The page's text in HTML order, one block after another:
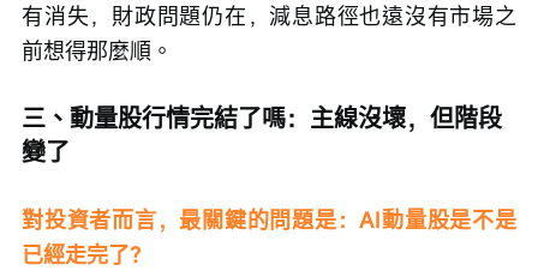
有消失，財政問題仍在，減息路徑也遠沒有市場之
前想得那麼順。
三、動量股行情完結了嗎：主線沒壞，但階段
變了
對投資者而言，最關鍵的問題是：AI動量股是不是
已經走完了？